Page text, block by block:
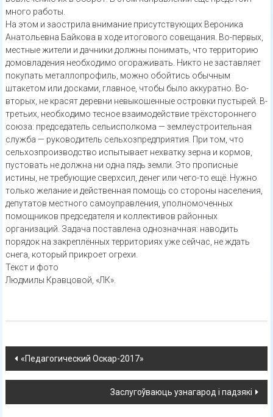
много работы.
На этом и заострила внимание присутствующих Вероника
Анатольевна Байкова в ходе итогового совещания. Во-первых,
местные жители и дачники должны понимать, что территорию
домовладения необходимо огораживать. Никто не заставляет
покупать металлопрофиль, можно обойтись обычным
штакетом или досками, главное, чтобы было аккуратно. Во-
вторых, не красят деревни невыкошенные островки пустырей. В-
третьих, необходимо тесное взаимодействие трёхстороннего
союза: председатель сельисполкома — землеустроительная
служба — руководитель сельхозпредприятия. При том, что
сельхозпроизводство испытывает нехватку зерна и кормов,
пустовать не должна ни одна пядь земли. Это прописные
истины, не требующие сверхсил, денег или чего-то ещё. Нужно
только желание и действенная помощь со стороны населения,
депутатов местного самоуправления, уполномоченных
помощников председателя и коллективов районных
организаций. Задача поставлена однозначная: наводить
порядок на закреплённых территориях уже сейчас, не ждать
снега, который прикроет огрехи.
Текст и фото
Людмилы Кравцовой, «ЛК».
Навигация
по
записям
«Педагогический Оскар-2017»
Заслугоўваюць узнагарод і падзякі